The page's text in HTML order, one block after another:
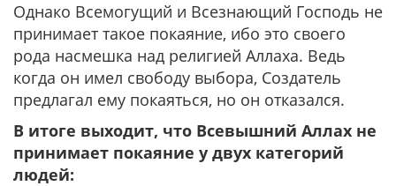
Однако Всемогущий и Всезнающий Господь не
принимает такое покаяние, ибо это своего
рода насмешка над религией Аллаха. Ведь
когда он имел свободу выбора, Создатель
предлагал ему покаяться, но он отказался.
В итоге выходит, что Всевышний Аллах не
принимает покаяние у двух категорий
людей: